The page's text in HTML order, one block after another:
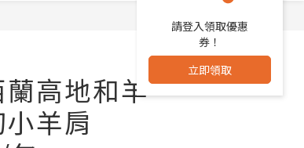
請登入領取優惠
券！
立即領取
高地和羊
羊肩
立即購買